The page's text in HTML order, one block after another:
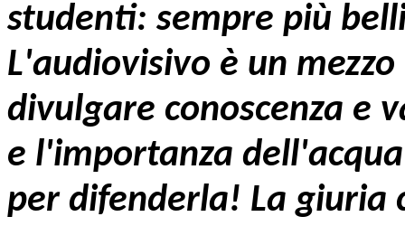
studenti: sempre più
L'audiovisivo è un
divulgare conoscenza e
e l'importanza
per difenderla! La giuria